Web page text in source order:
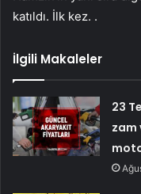
katıldı. İlk kez. .
İlgili Makaleler
23
zam